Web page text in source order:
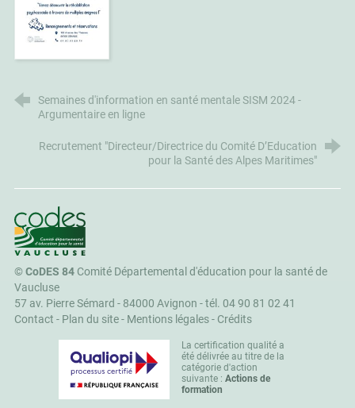
Semaines d'information en santé mentale SISM 2024 -
Argumentaire en ligne
Recrutement "Directeur/Directrice du Comité D’Education
pour la Santé des Alpes Maritimes"
CoDES 84
©CoDES 84Comité Départemental d'éducation pour la santé de
Vaucluse
57 av. Pierre Sémard - 84000 Avignon -tél. 04 90 81 02 41
Contact - Plan du site- Mentions légales- Crédits
La certification qualité a
été délivrée au titre de la
catégorie d'action
suivante : Actions de
formation